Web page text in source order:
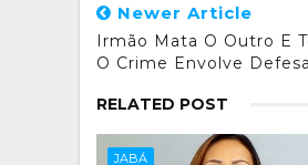
Newer Article
Irmão Mata O Outro E
O Crime Envolve
RELATED POST
JABÁ